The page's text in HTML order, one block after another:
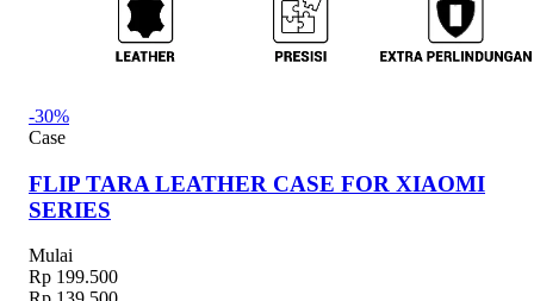
-30%
Case
FLIP TARA LEATHER CASE FOR XIAOMI
SERIES
Mulai
Rp 199.500